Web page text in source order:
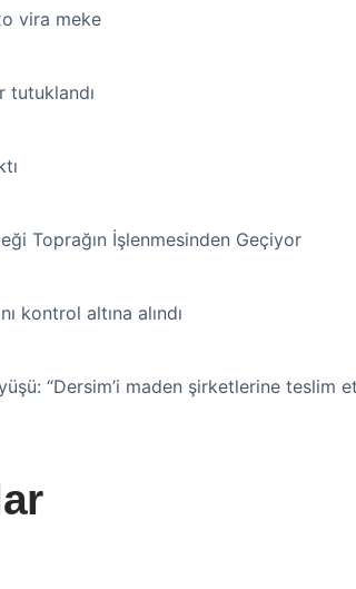
vira meke
tutuklandı
Toprağın İşlenmesinden Geçiyor
kontrol altına alındı
“Dersim’i maden şirketlerine teslim